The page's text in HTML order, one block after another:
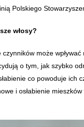
Polskiego
włosy?
czynników może
o tym, jak szybko
co powoduje ich
i osłabienie